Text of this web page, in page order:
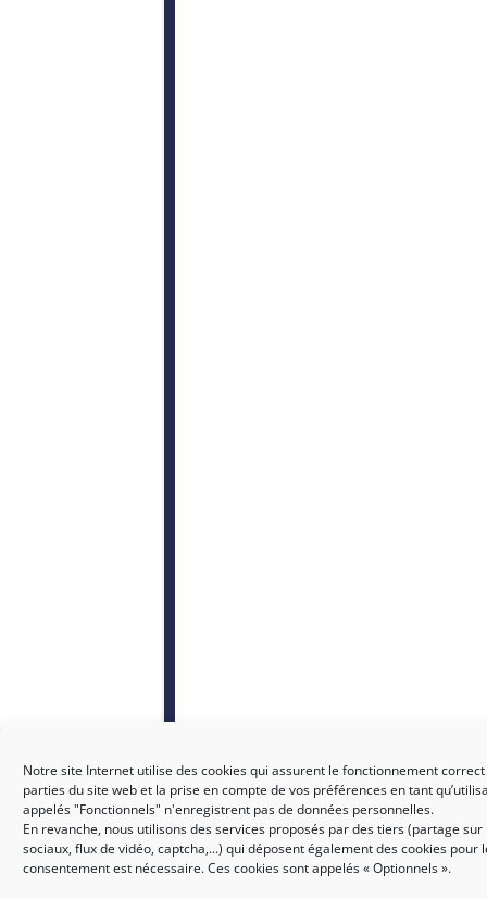
Notre site Internet utilise des cookies qui assurent le fonctionnement
parties du site web et la prise en compte de vos préférences en tant
appelés "Fonctionnels" n'enregistrent pas de données personnelles.
En revanche, nous utilisons des services proposés par des tiers (partage sur
sociaux, flux de vidéo, captcha,...) qui déposent également des cookies pour
consentement est nécessaire. Ces cookies sont appelés « Optionnels ».